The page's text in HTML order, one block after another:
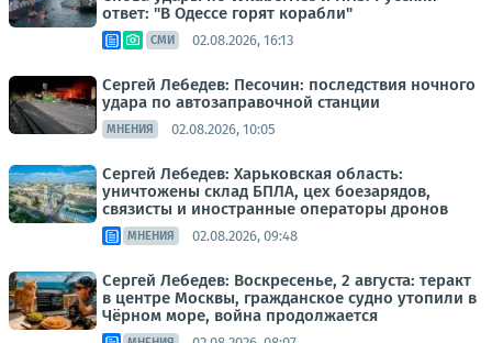
ответ: "В Одессе горят корабли"
СМИ 02.08.2026, 16:13
Сергей Лебедев: Песочин: последствия ночного
удара по автозаправочной станции
МНЕНИЯ 02.08.2026, 10:05
Сергей Лебедев: Харьковская область:
уничтожены склад БПЛА, цех боезарядов,
связисты и иностранные операторы дронов
МНЕНИЯ 02.08.2026, 09:48
Сергей Лебедев: Воскресенье, 2 августа: теракт
в центре Москвы, гражданское судно утопили в
Чёрном море, война продолжается